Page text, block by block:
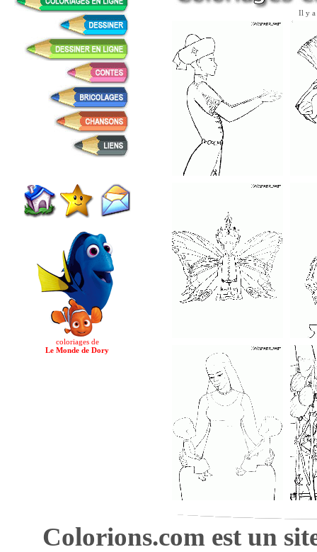
coloriages de
Le Monde de Dory
Il y a
Colorions.com est un